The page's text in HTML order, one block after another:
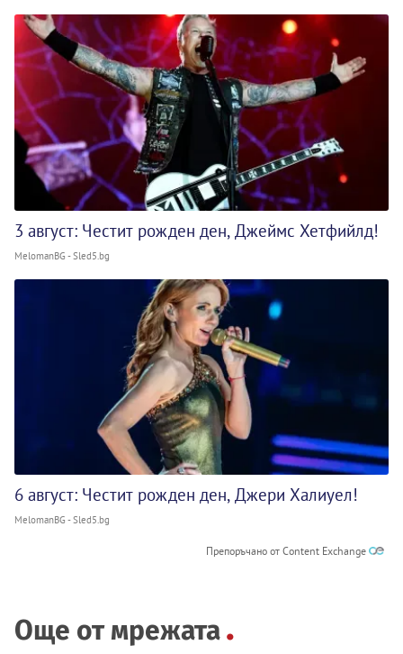
3 август: Честит рожден ден, Джеймс Хетфийлд!
MelomanBG - Sled5.bg
6 август: Честит рожден ден, Джери Халиуел!
MelomanBG - Sled5.bg
Препоръчано от Content Exchange
Още от мрежата